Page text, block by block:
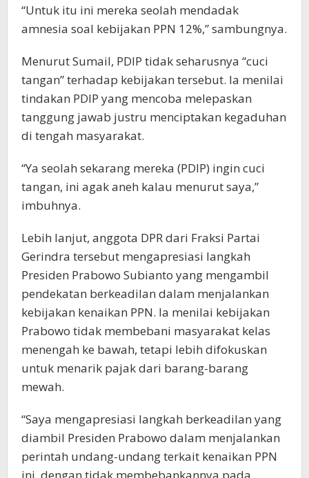
“Untuk itu ini mereka seolah mendadak
amnesia soal kebijakan PPN 12%,” sambungnya.
Menurut Sumail, PDIP tidak seharusnya “cuci
tangan” terhadap kebijakan tersebut. Ia menilai
tindakan PDIP yang mencoba melepaskan
tanggung jawab justru menciptakan kegaduhan
di tengah masyarakat.
“Ya seolah sekarang mereka (PDIP) ingin cuci
tangan, ini agak aneh kalau menurut saya,”
imbuhnya.
Lebih lanjut, anggota DPR dari Fraksi Partai
Gerindra tersebut mengapresiasi langkah
Presiden Prabowo Subianto yang mengambil
pendekatan berkeadilan dalam menjalankan
kebijakan kenaikan PPN. Ia menilai kebijakan
Prabowo tidak membebani masyarakat kelas
menengah ke bawah, tetapi lebih difokuskan
untuk menarik pajak dari barang-barang
mewah.
“Saya mengapresiasi langkah berkeadilan yang
diambil Presiden Prabowo dalam menjalankan
perintah undang-undang terkait kenaikan PPN